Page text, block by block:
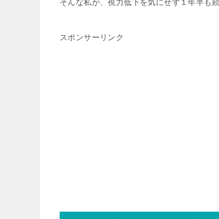
そんな私が、視力低下を気にせず１年半も
スポンサーリンク